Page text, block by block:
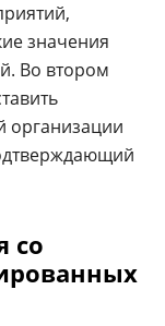
значения
Во втором
организации
со